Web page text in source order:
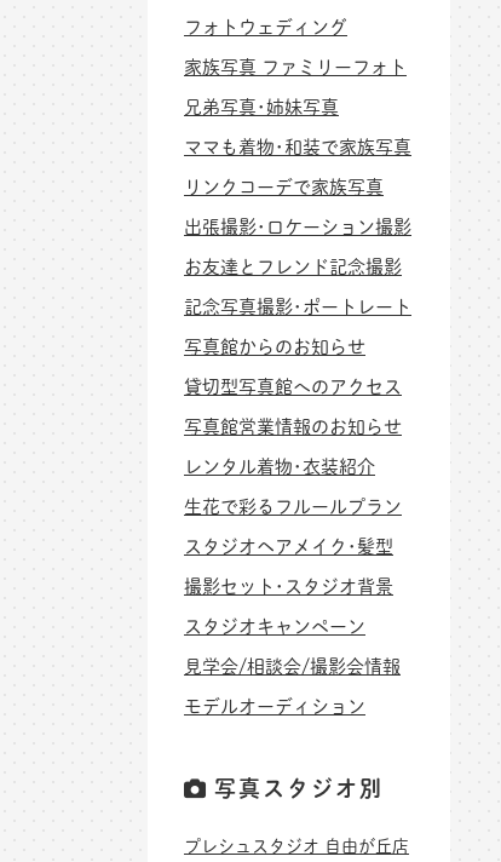
フォトウェディング
家族写真 ファミリーフォト
兄弟写真･姉妹写真
ママも着物･和装で家族写真
リンクコーデで家族写真
出張撮影･ロケーション撮影
お友達とフレンド記念撮影
記念写真撮影･ポートレート
写真館からのお知らせ
貸切型写真館へのアクセス
写真館営業情報のお知らせ
レンタル着物･衣装紹介
生花で彩るフルールプラン
スタジオヘアメイク･髪型
撮影セット･スタジオ背景
スタジオキャンペーン
見学会/相談会/撮影会情報
モデルオーディション
写真スタジオ別
プレシュスタジオ 自由が丘店